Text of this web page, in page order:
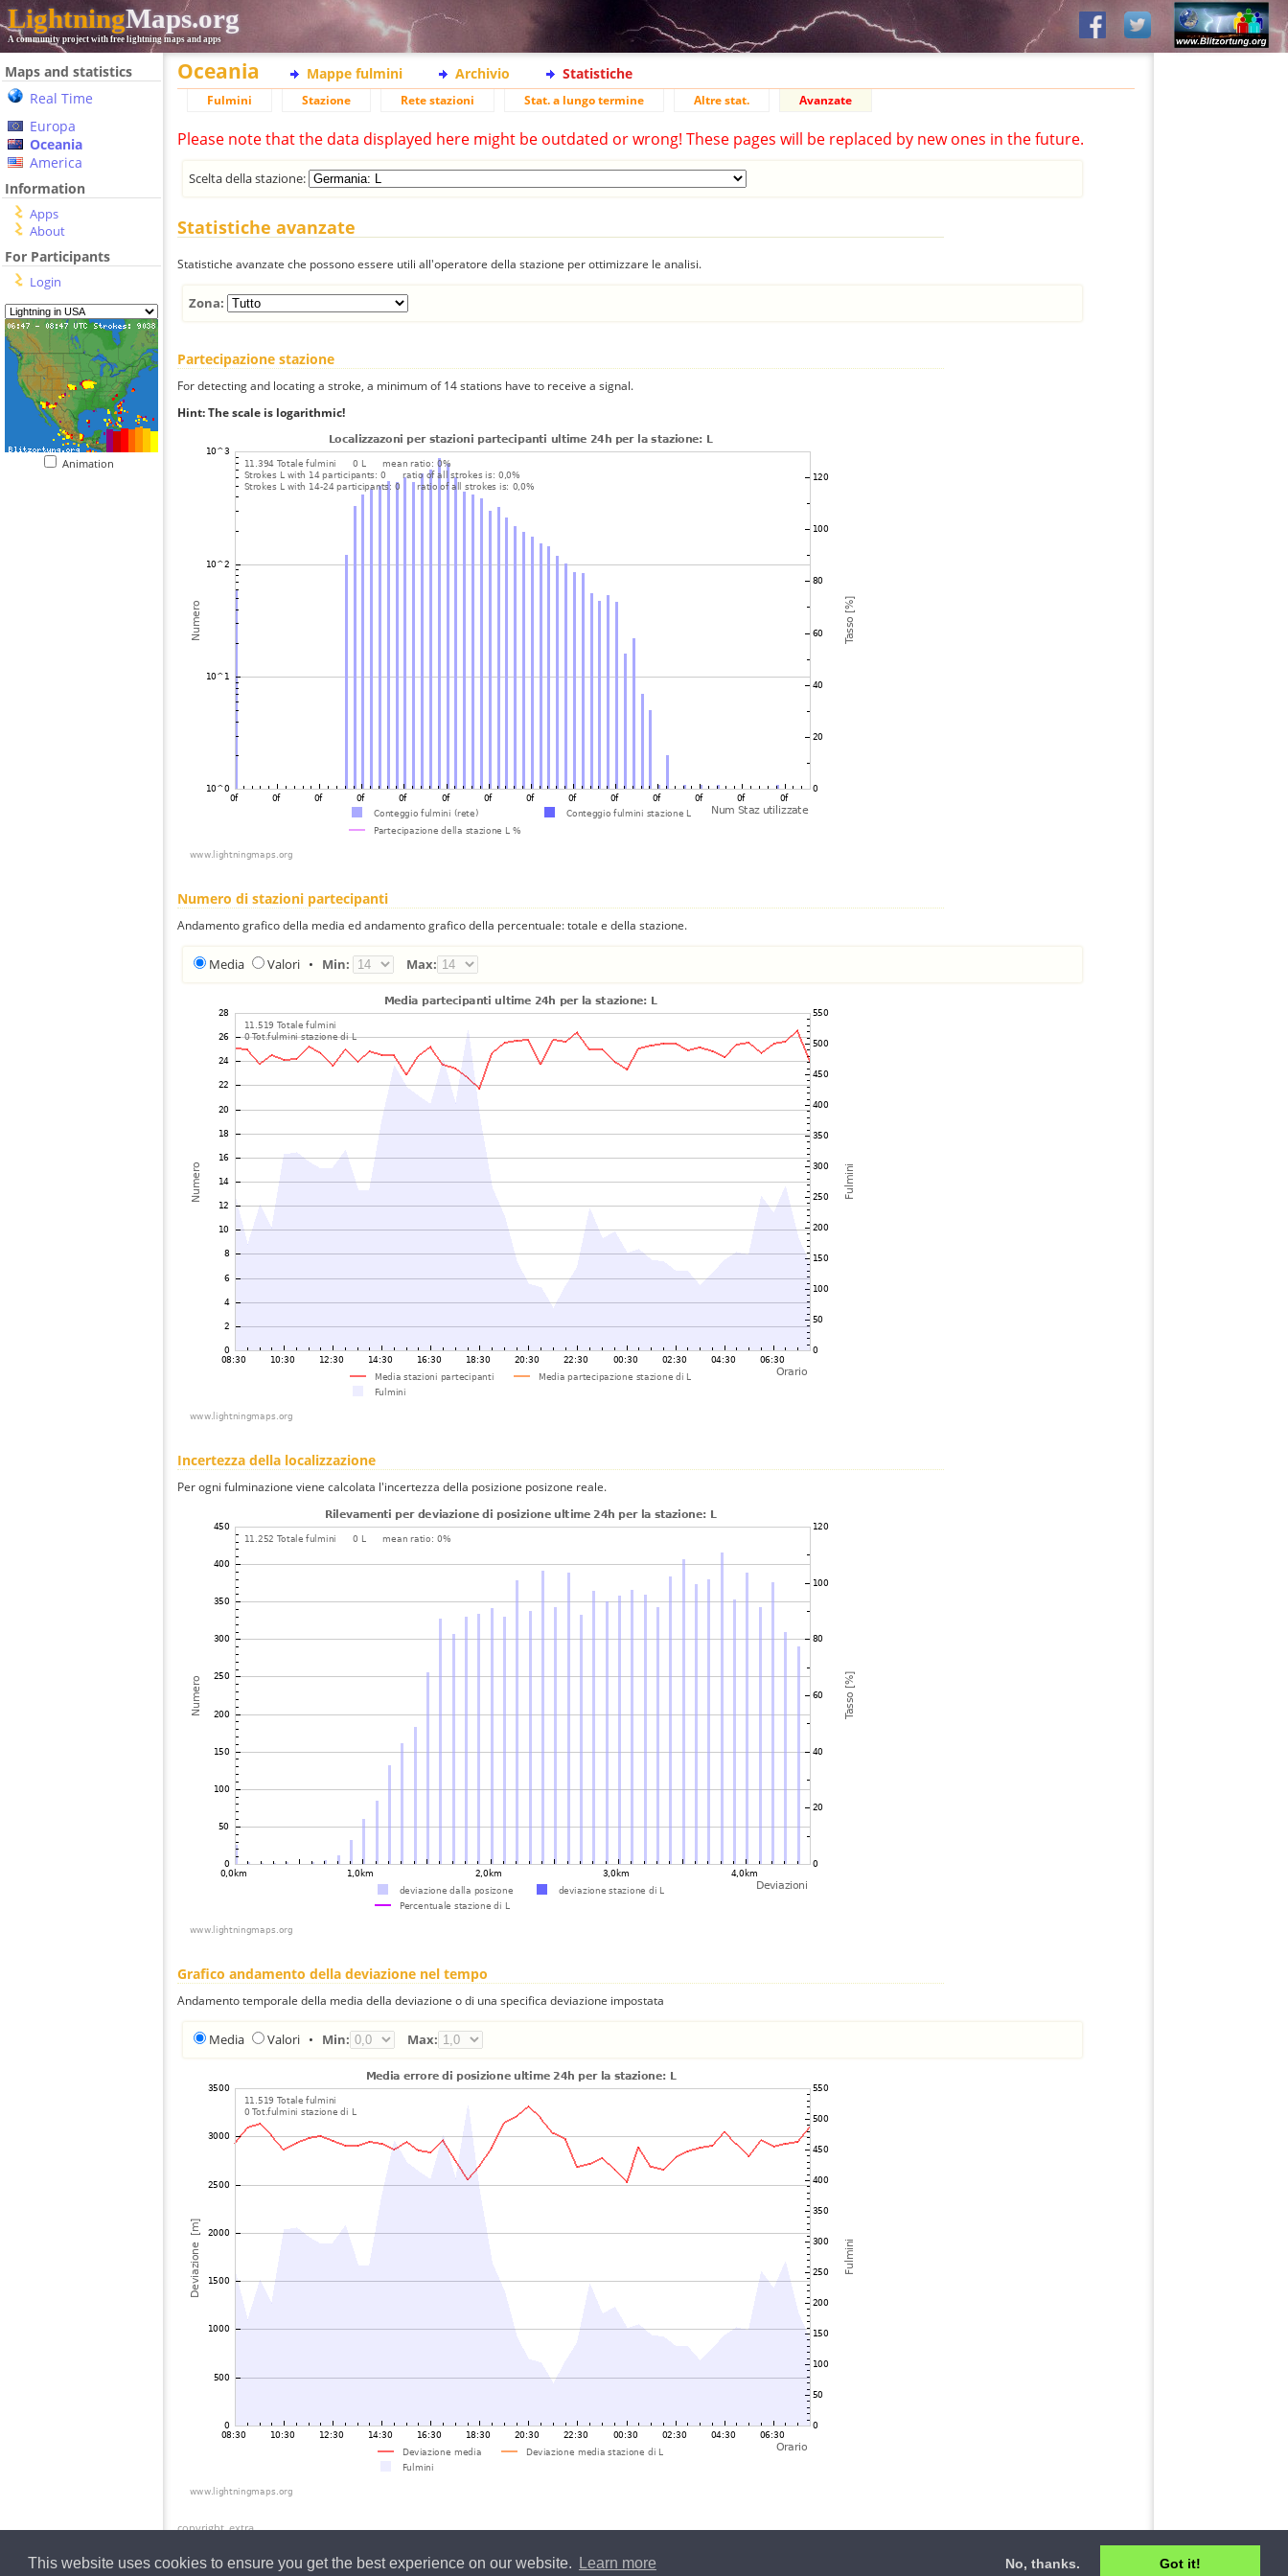
This website uses cookies to ensure you get the best experience on our website. Learn more No, thanks. Got it!
LightningMaps.org
A community project with free lightning maps and apps
Maps and statistics
Real Time
Europa
Oceania
America
Information
Apps
About
For Participants
Login
Animation
Oceania Mappe fulmini Archivio Statistiche
Fulmini Stazione Rete stazioni Stat. a lungo termine Altre stat. Avanzate
Please note that the data displayed here might be outdated or wrong! These pages will be replaced by new ones in the future.
Scelta della stazione:
Statistiche avanzate
Statistiche avanzate che possono essere utili all'operatore della stazione per ottimizzare le analisi.
Zona:
Partecipazione stazione
For detecting and locating a stroke, a minimum of 14 stations have to receive a signal.
Hint: The scale is logarithmic!
Numero di stazioni partecipanti
Andamento grafico della media ed andamento grafico della percentuale: totale e della stazione.
Media Valori • Min: Max:
Incertezza della localizzazione
Per ogni fulminazione viene calcolata l'incertezza della posizione posizone reale.
Grafico andamento della deviazione nel tempo
Andamento temporale della media della deviazione o di una specifica deviazione impostata
Media Valori • Min: Max:
copyright_extra